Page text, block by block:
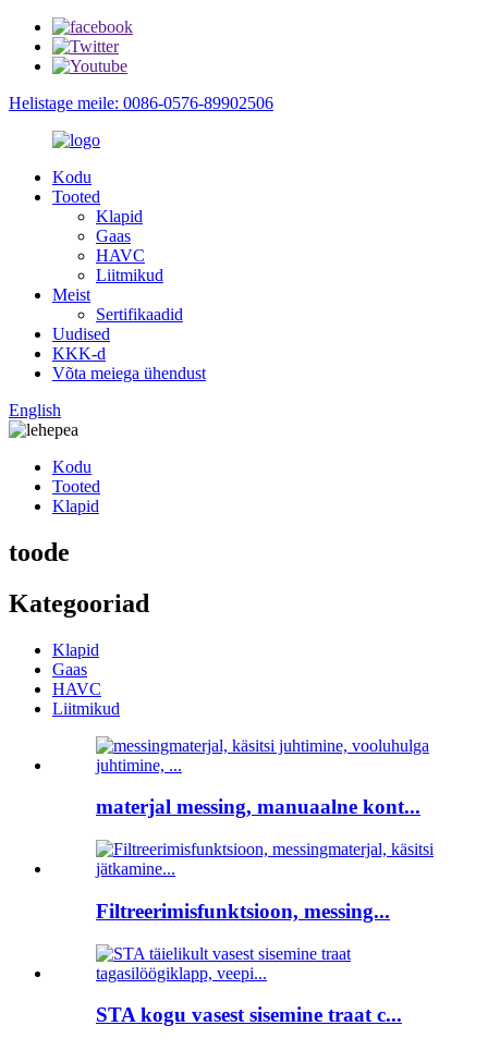
Helistage meile: 0086-0576-89902506
Kodu
Tooted
Klapid
Gaas
HAVC
Liitmikud
Meist
Sertifikaadid
Uudised
KKK-d
Võta meiega ühendust
English
Kodu
Tooted
Klapid
toode
Kategooriad
Klapid
Gaas
HAVC
Liitmikud
materjal messing, manuaalne kont...
Filtreerimisfunktsioon, messing...
STA kogu vasest sisemine traat c...